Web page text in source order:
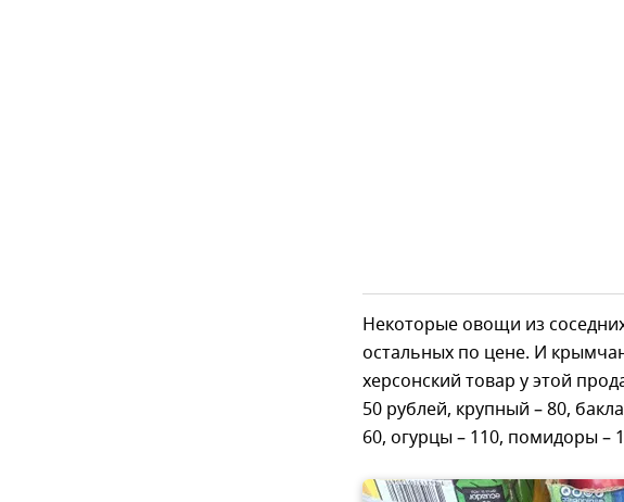
Некоторые овощи из
остальных по цене. И
херсонский товар у этой
50 рублей, крупный – 80,
60, огурцы – 110, помидоры –